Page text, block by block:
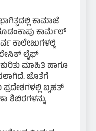
ಕಾಮಾಜೆ
ಕಾರ್ಮೆಲ್
ಕಾಲೇಜುಗಳಲ್ಲಿ
ಲೈಫ್
ಮಾಹಿತಿ ಹಾಗೂ
ಜೊತೆಗೆ
ಬೃಹತ್
ಶಿಬಿರಗಳನ್ನು